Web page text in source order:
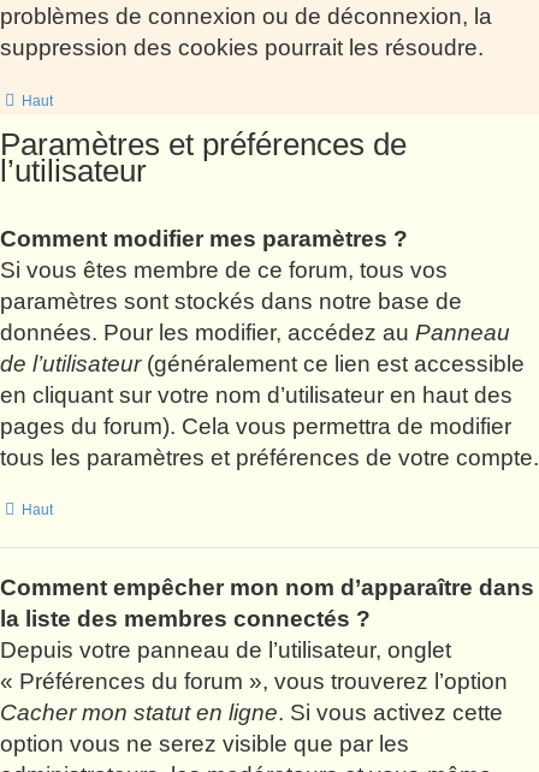
problèmes de connexion ou de déconnexion, la
suppression des cookies pourrait les résoudre.
Haut
Paramètres et préférences de
l’utilisateur
Comment modifier mes paramètres ?
Si vous êtes membre de ce forum, tous vos
paramètres sont stockés dans notre base de
données. Pour les modifier, accédez au Panneau
de l’utilisateur(généralement ce lien est accessible
en cliquant sur votre nom d’utilisateur en haut des
pages du forum). Cela vous permettra de modifier
tous les paramètres et préférences de votre compte.
Haut
Comment empêcher mon nom d’apparaître dans
la liste des membres connectés ?
Depuis votre panneau de l’utilisateur, onglet
« Préférences du forum », vous trouverez l’option
Cacher mon statut en ligne. Si vous activez cette
option vous ne serez visible que par les